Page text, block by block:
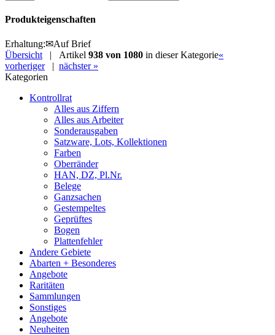
Produkteigenschaften
Erhaltung:✉Auf Brief
Übersicht | Artikel 938 von 1080 in dieser Kategorie«
vorheriger| nächster »
Kategorien
Kontrollrat
Alles aus Ziffern
Alles aus Arbeiter
Sonderausgaben
Satzware, Lots, Kollektionen
Farben
Oberränder
HAN, DZ, Pl.Nr.
Belege
Ganzsachen
Gestempeltes
Geprüftes
Bogen
Plattenfehler
Andere Gebiete
Abarten + Besonderes
Angebote
Raritäten
Sammlungen
Sonstiges
Angebote
Neuheiten